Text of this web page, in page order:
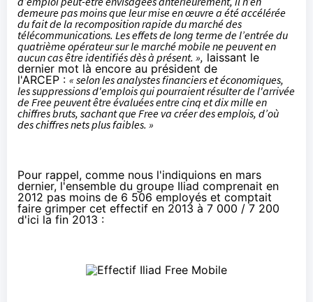
demeure pas moins que leur mise en œuvre a été accélérée
du fait de la recomposition rapide du marché des
télécommunications. Les effets de long terme de l’entrée du
quatrième opérateur sur le marché mobile ne peuvent en
aucun cas être identifiés dès à présent. », laissant le
dernier mot là encore au président de
l'ARCEP : « selon les analystes financiers et économiques,
les suppressions d'emplois qui pourraient résulter de l'arrivée
de Free peuvent être évaluées entre cinq et dix mille en
chiffres bruts, sachant que Free va créer des emplois, d’où
des chiffres nets plus faibles. »
Pour rappel, comme nous l'indiquions en mars
dernier, l'ensemble du groupe Iliad comprenait en
2012 pas moins de 6 506 employés et comptait
faire grimper cet effectif en 2013 à 7 000 / 7 200
d'ici la fin 2013 :